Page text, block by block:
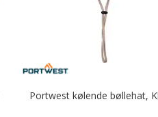
Portwest kølende bøllehat,